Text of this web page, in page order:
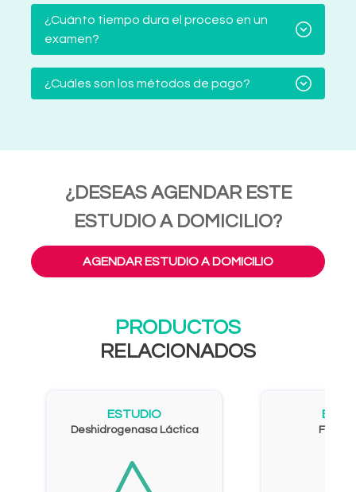
¿Cuánto tiempo dura el proceso en un
examen?
¿Cuáles son los métodos de pago?
¿DESEAS AGENDAR ESTE
ESTUDIO A DOMICILIO?
AGENDAR ESTUDIO A DOMICILIO
PRODUCTOS
RELACIONADOS
ESTUDIO
Deshidrogenasa Láctica